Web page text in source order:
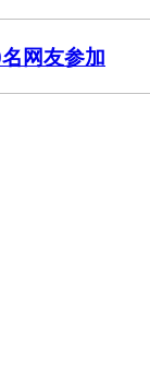
网友参加